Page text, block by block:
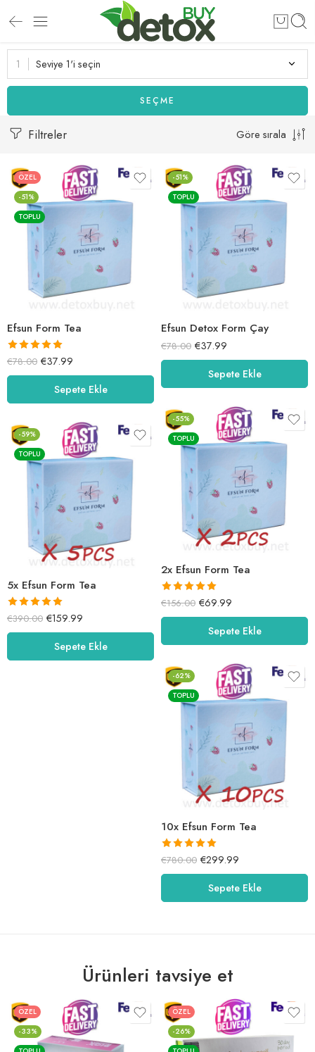
Seviye 1'i seçin
SEÇME
Filtreler Göre sırala
ÖZEL
-51%
TOPLU
Efsun Form Tea
5 üzerinden
5.00oy aldı
€78.00 €37.99
Sepete Ekle
-51%
TOPLU
Efsun Detox Form Çay
€78.00 €37.99
Sepete Ekle
-55%
TOPLU
2x Efsun Form Tea
5 üzerinden
5.00oy aldı
€156.00 €69.99
Sepete Ekle
-59%
TOPLU
5x Efsun Form Tea
5 üzerinden
5.00oy aldı
€390.00 €159.99
Sepete Ekle
-62%
TOPLU
10x Efsun Form Tea
5 üzerinden
5.00oy aldı
€780.00 €299.99
Sepete Ekle
Ürünleri tavsiye et
ÖZEL
-33%
ÖZEL
-26%